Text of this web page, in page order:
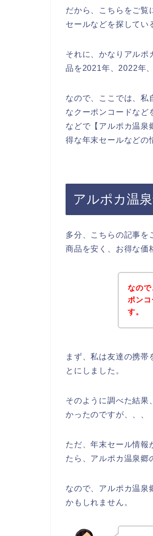
だから、こちらをご覧
セールなどを探してい
それに、かなりアルポ
品を2021年、2022年
なので、ここでは、私
なクーポンコードなど
などで【アルポカ温泉
得な年末セールなどの
アルポカ温
多分、こちらの記事を
商品を安く、お得な価
なの
ポン
す。
まず、私は友達の携帯
とにしました。
そのように調べた結果
かったのですが、、、
ただ、年末セール情報
たら、アルポカ温泉郷
なので、アルポカ温泉
かもしれません。